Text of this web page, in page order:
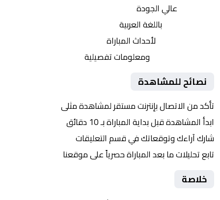
عالي الجودة
باللغة العربية
لأحداث المباراة
ومعلومات تفصيلية
نصائح للمشاهدة
تأكد من الاتصال بإنترنت مستقر لمشاهدة مثلى
ابدأ المشاهدة قبل بداية المباراة بـ 10 دقائق
شارك آراءك وتوقعاتك في قسم التعليقات
تابع تحليلات ما بعد المباراة حصرياً على موقعنا
خلاصة